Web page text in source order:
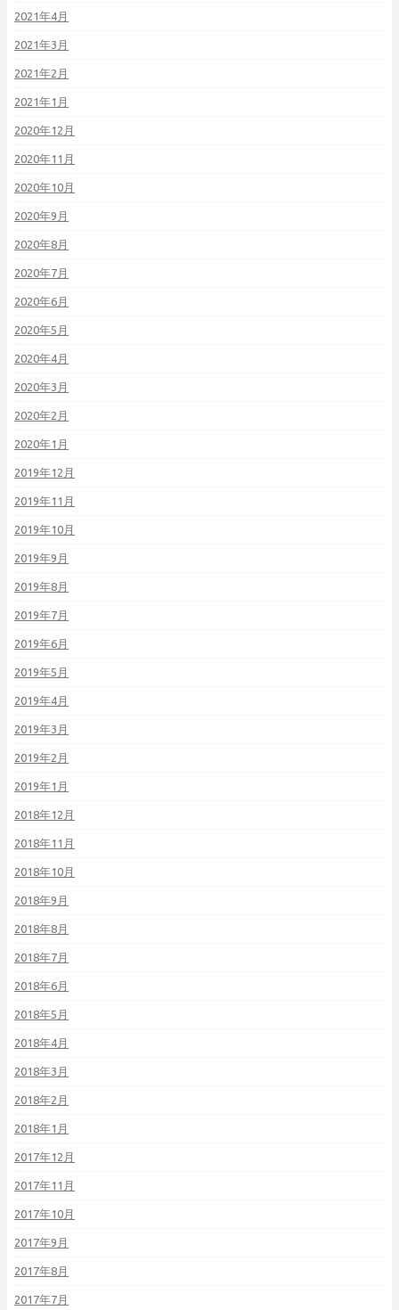
2021年4月
2021年3月
2021年2月
2021年1月
2020年12月
2020年11月
2020年10月
2020年9月
2020年8月
2020年7月
2020年6月
2020年5月
2020年4月
2020年3月
2020年2月
2020年1月
2019年12月
2019年11月
2019年10月
2019年9月
2019年8月
2019年7月
2019年6月
2019年5月
2019年4月
2019年3月
2019年2月
2019年1月
2018年12月
2018年11月
2018年10月
2018年9月
2018年8月
2018年7月
2018年6月
2018年5月
2018年4月
2018年3月
2018年2月
2018年1月
2017年12月
2017年11月
2017年10月
2017年9月
2017年8月
2017年7月